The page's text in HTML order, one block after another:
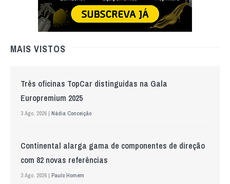
MAIS VISTOS
Três oficinas TopCar distinguidas na Gala
Europremium 2025
3 Ago. 2026 | Nádia Conceição
Continental alarga gama de componentes de direção
com 82 novas referências
3 Ago. 2026 | Paulo Homem